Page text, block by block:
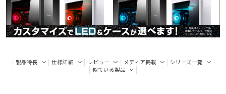
製品特長 仕様詳細 レビュー メディア掲載
シリーズ一覧
似ている製品